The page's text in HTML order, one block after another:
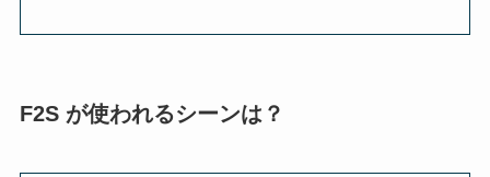
F2S が使われるシーンは？